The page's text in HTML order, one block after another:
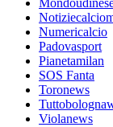
Numericalcio
Padovasport
Pianetamilan
SOS Fanta
Toronews
Violanews